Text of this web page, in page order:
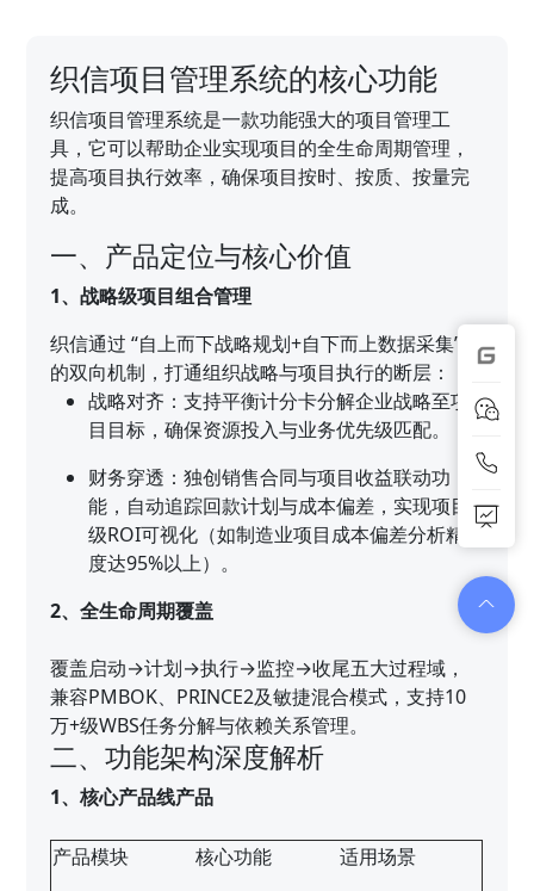
织信项目管理系统的核心功能
织信项目管理系统是一款功能强大的项目管理工
具，它可以帮助企业实现项目的全生命周期管理，
提高项目执行效率，确保项目按时、按质、按量完
成。
一、产品定位与核心价值
1、战略级项目组合管理
织信通过 “自上而下战略规划+自下而上数据采集”
的双向机制，打通组织战略与项目执行的断层：
战略对齐：支持平衡计分卡分解企业战略至项
目目标，确保资源投入与业务优先级匹配。
财务穿透：独创销售合同与项目收益联动功
能，自动追踪回款计划与成本偏差，实现项目
级ROI可视化（如制造业项目成本偏差分析精
度达95%以上）。
2、全生命周期覆盖
覆盖启动→计划→执行→监控→收尾五大过程域，
兼容PMBOK、PRINCE2及敏捷混合模式，支持10
万+级WBS任务分解与依赖关系管理。
二、功能架构深度解析
1、核心产品线产品
产品模块 核心功能 适用场景